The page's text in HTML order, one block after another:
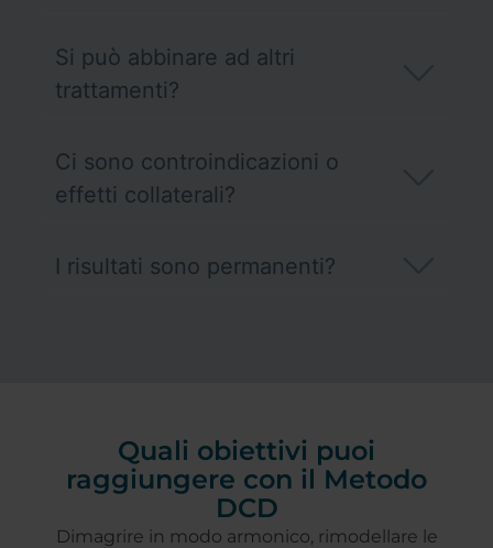
Si può abbinare ad altri
trattamenti?
Ci sono controindicazioni o
effetti collaterali?
I risultati sono permanenti?
Quali obiettivi puoi
raggiungere con il Metodo
DCD
Dimagrire in modo armonico, rimodellare le